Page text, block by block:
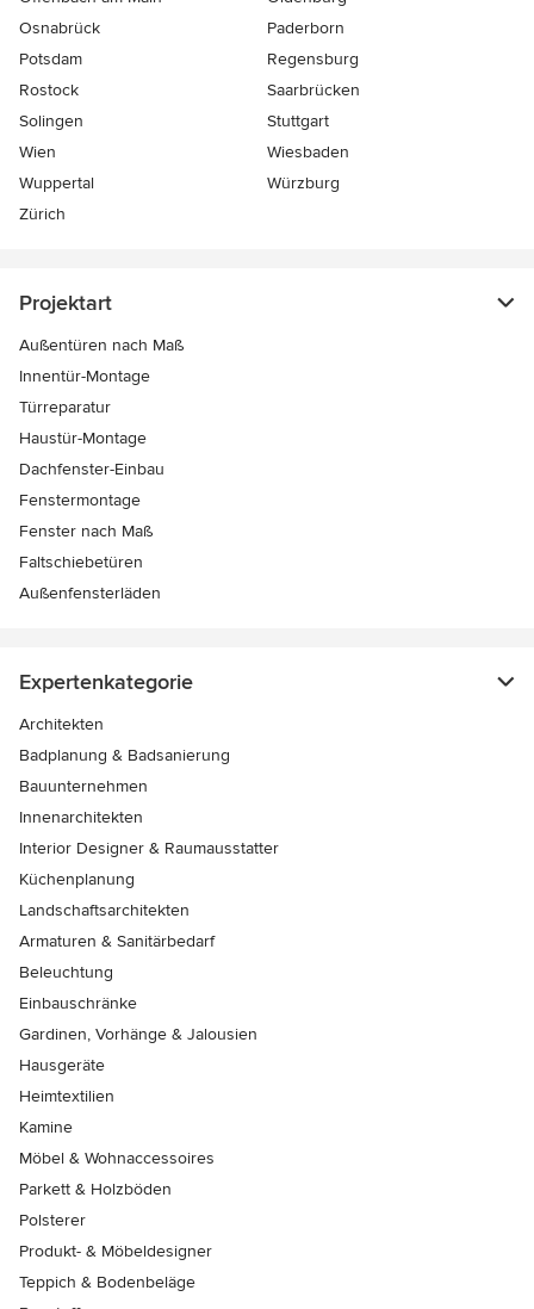
Osnabrück
Paderborn
Potsdam
Regensburg
Rostock
Saarbrücken
Solingen
Stuttgart
Wien
Wiesbaden
Wuppertal
Würzburg
Zürich
Projektart
Außentüren nach Maß
Innentür-Montage
Türreparatur
Haustür-Montage
Dachfenster-Einbau
Fenstermontage
Fenster nach Maß
Faltschiebetüren
Außenfensterläden
Expertenkategorie
Architekten
Badplanung & Badsanierung
Bauunternehmen
Innenarchitekten
Interior Designer & Raumausstatter
Küchenplanung
Landschaftsarchitekten
Armaturen & Sanitärbedarf
Beleuchtung
Einbauschränke
Gardinen, Vorhänge & Jalousien
Hausgeräte
Heimtextilien
Kamine
Möbel & Wohnaccessoires
Parkett & Holzböden
Polsterer
Produkt- & Möbeldesigner
Teppich & Bodenbeläge